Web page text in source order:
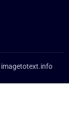
imagetotext.info